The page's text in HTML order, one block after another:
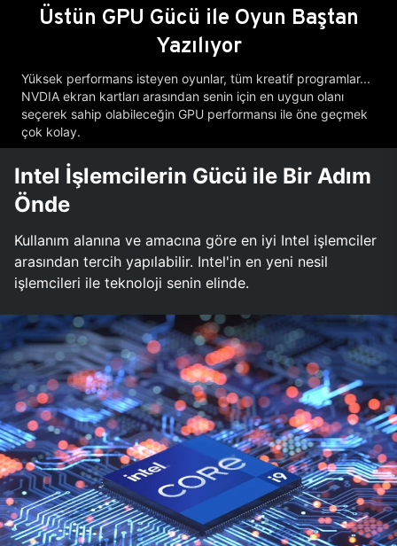
Üstün GPU Gücü ile Oyun Baştan
Yazılıyor
Yüksek performans isteyen oyunlar, tüm kreatif programlar...
NVDIA ekran kartları arasından senin için en uygun olanı
seçerek sahip olabileceğin GPU performansı ile öne geçmek
çok kolay.
Intel İşlemcilerin Gücü ile Bir Adım
Önde
Kullanım alanına ve amacına göre en iyi Intel işlemciler
arasından tercih yapılabilir. Intel'in en yeni nesil
işlemcileri ile teknoloji senin elinde.